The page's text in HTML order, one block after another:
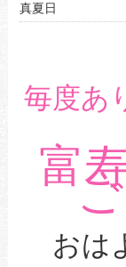
真夏日
毎度あ
富
おは